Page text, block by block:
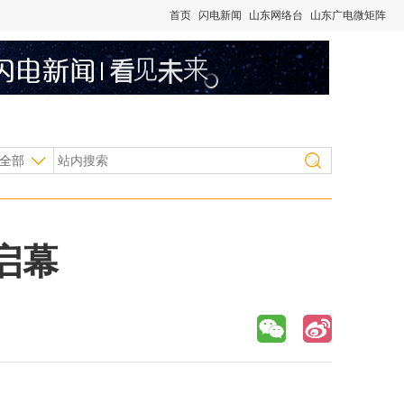
首页 闪电新闻 山东网络台 山东广电微矩阵
部
幕